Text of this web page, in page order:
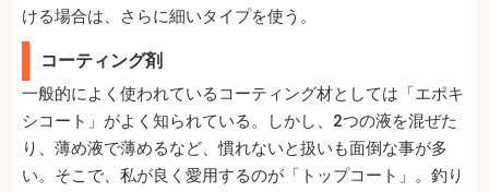
ける場合は、さらに細いタイプを使う。
コーティング剤
一般的によく使われているコーティング材としては「エポキ
シコート」がよく知られている。しかし、2つの液を混ぜた
り、薄め液で薄めるなど、慣れないと扱いも面倒な事が多
い。そこで、私が良く愛用するのが「トップコート」。釣り